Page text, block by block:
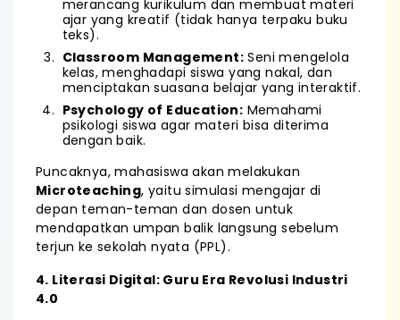
merancang kurikulum dan membuat materi
ajar yang kreatif (tidak hanya terpaku buku
teks).
Classroom Management: Seni mengelola
kelas, menghadapi siswa yang nakal, dan
menciptakan suasana belajar yang interaktif.
Psychology of Education: Memahami
psikologi siswa agar materi bisa diterima
dengan baik.
Puncaknya, mahasiswa akan melakukan
Microteaching, yaitu simulasi mengajar di
depan teman-teman dan dosen untuk
mendapatkan umpan balik langsung sebelum
terjun ke sekolah nyata (PPL).
4. Literasi Digital: Guru Era Revolusi Industri
4.0